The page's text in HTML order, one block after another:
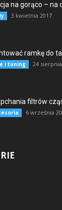
na gorąco – na
3 kwietnia 2017
ramkę do
i tuning 24
filtrów
6 września